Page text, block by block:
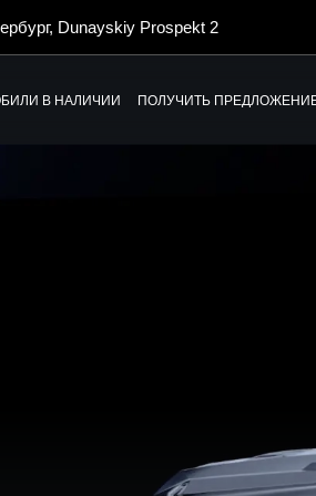
Dunayskiy Prospekt 2
В НАЛИЧИИ ПОЛУЧИТЬ